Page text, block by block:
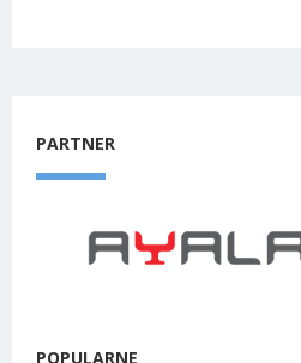
PARTNER
POPULARNE